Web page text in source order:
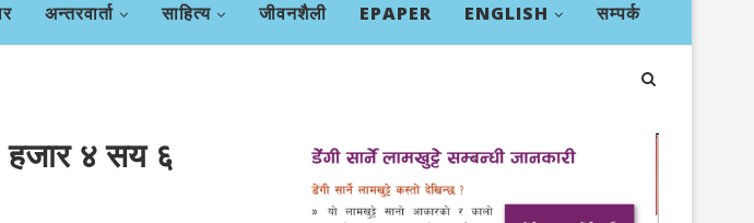
अन्तरवार्ता साहित्य जीवनशैली EPAPER ENGLISH सम्पर्क
हजार ४ सय ६